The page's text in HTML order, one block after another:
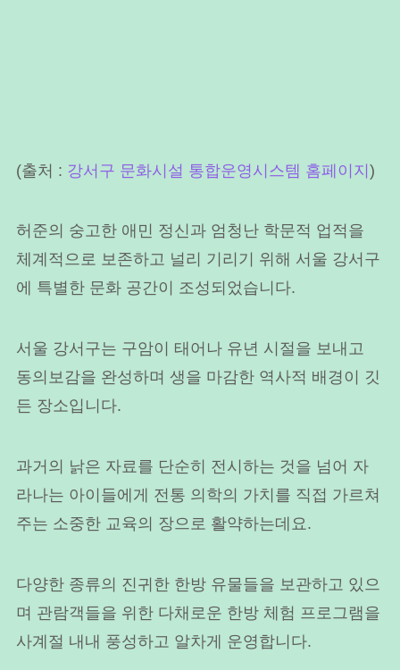
(출처 : 강서구 문화시설 통합운영시스템 홈페이지)
허준의 숭고한 애민 정신과 엄청난 학문적 업적을
체계적으로 보존하고 널리 기리기 위해 서울 강서구
에 특별한 문화 공간이 조성되었습니다.
서울 강서구는 구암이 태어나 유년 시절을 보내고
동의보감을 완성하며 생을 마감한 역사적 배경이 깃
든 장소입니다.
과거의 낡은 자료를 단순히 전시하는 것을 넘어 자
라나는 아이들에게 전통 의학의 가치를 직접 가르쳐
주는 소중한 교육의 장으로 활약하는데요.
다양한 종류의 진귀한 한방 유물들을 보관하고 있으
며 관람객들을 위한 다채로운 한방 체험 프로그램을
사계절 내내 풍성하고 알차게 운영합니다.